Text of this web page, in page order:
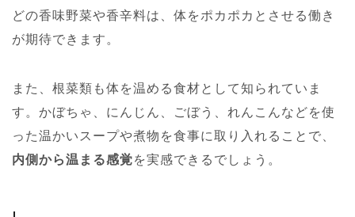
どの香味野菜や香辛料は、体をポカポカとさせる働き
が期待できます。
また、根菜類も体を温める食材として知られていま
す。かぼちゃ、にんじん、ごぼう、れんこんなどを使
った温かいスープや煮物を食事に取り入れることで、
内側から温まる感覚を実感できるでしょう。